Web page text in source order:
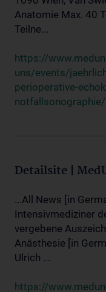
Anatomie Max. 40
Teilne...
https://
uns/events/
perioperative-
Detailsite |
...All News [in
Intensivmediziner
vergebene
Anästhesie [in
Ulrich ...
https://